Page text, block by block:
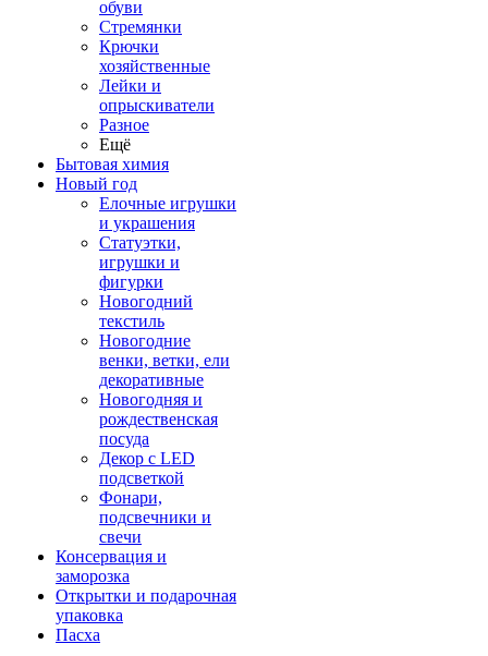
обуви
Стремянки
Крючки
хозяйственные
Лейки и
опрыскиватели
Разное
Ещё
Бытовая химия
Новый год
Елочные игрушки
и украшения
Статуэтки,
игрушки и
фигурки
Новогодний
текстиль
Новогодние
венки, ветки, ели
декоративные
Новогодняя и
рождественская
посуда
Декор с LED
подсветкой
Фонари,
подсвечники и
свечи
Консервация и
заморозка
Открытки и подарочная
упаковка
Пасха